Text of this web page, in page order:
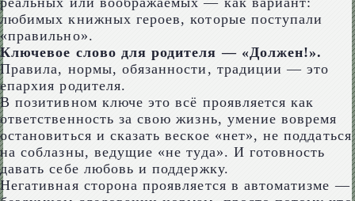
любимых книжных героев, которые поступали
«правильно».
Ключевое слово для родителя — «Должен!».
Правила, нормы, обязанности, традиции — это
епархия родителя.
В позитивном ключе это всё проявляется как
ответственность за свою жизнь, умение вовремя
остановиться и сказать веское «нет», не поддаться
на соблазны, ведущие «не туда». И готовность
давать себе любовь и поддержку.
Негативная сторона проявляется в автоматизме —